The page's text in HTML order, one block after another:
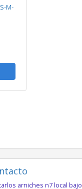
M-
arniches n7 local bajo